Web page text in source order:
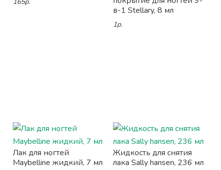
в-1 Stellary, 8 мл
1р.
Лак для ногтей
Maybelline жидкий, 7 мл
Жидкость для снятия
лака Sally hansen, 236 мл